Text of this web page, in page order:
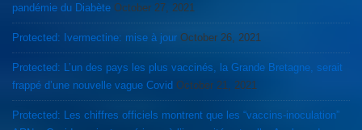
pandémie du Diabète October 27, 2021
Protected: Ivermectine: mise à jour October 26, 2021
Protected: L’un des pays les plus vaccinés, la Grande Bretagne, serait
frappé d’une nouvelle vague Covid October 21, 2021
Protected: Les chiffres officiels montrent que les “vaccins-inoculation”